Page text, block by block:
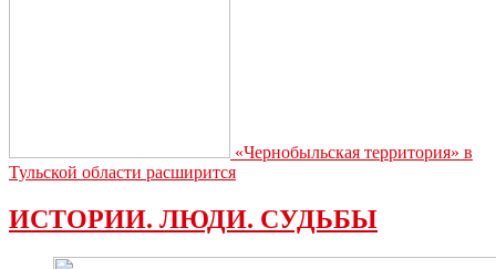
«Чернобыльская территория» в
Тульской области расширится
ИСТОРИИ. ЛЮДИ. СУДЬБЫ